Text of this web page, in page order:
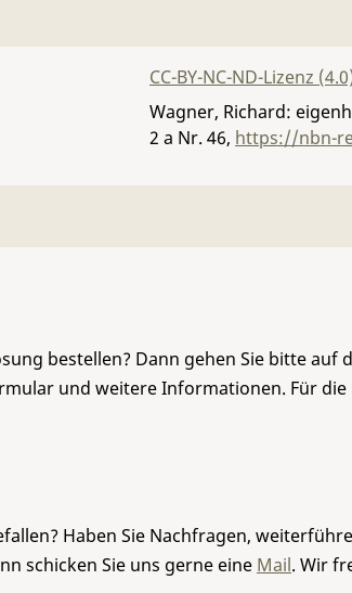
CC-BY-NC-ND-Lizenz
Wagner, Richard:
2 a Nr. 46, https://nbn-
bestellen? Dann gehen Sie bitte auf
und weitere Informationen. Für
Haben Sie Nachfragen,
schicken Sie uns gerne eine Mail. Wir